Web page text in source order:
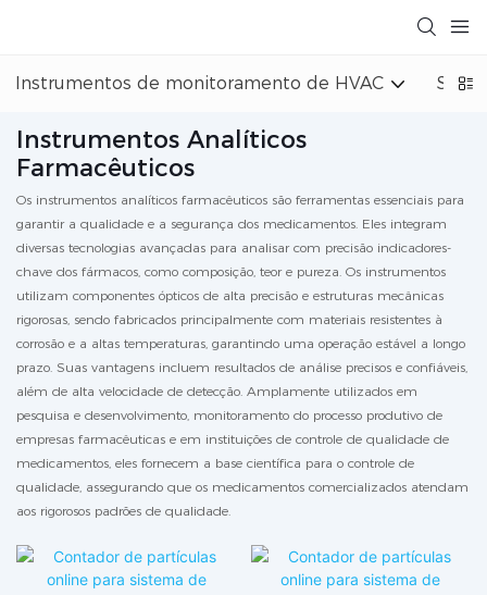
Instrumentos de monitoramento de HVAC
Instrumentos Analíticos
Farmacêuticos
Os instrumentos analíticos farmacêuticos são ferramentas essenciais para
garantir a qualidade e a segurança dos medicamentos. Eles integram
diversas tecnologias avançadas para analisar com precisão indicadores-
chave dos fármacos, como composição, teor e pureza. Os instrumentos
utilizam componentes ópticos de alta precisão e estruturas mecânicas
rigorosas, sendo fabricados principalmente com materiais resistentes à
corrosão e a altas temperaturas, garantindo uma operação estável a longo
prazo. Suas vantagens incluem resultados de análise precisos e confiáveis,
além de alta velocidade de detecção. Amplamente utilizados em
pesquisa e desenvolvimento, monitoramento do processo produtivo de
empresas farmacêuticas e em instituições de controle de qualidade de
medicamentos, eles fornecem a base científica para o controle de
qualidade, assegurando que os medicamentos comercializados atendam
aos rigorosos padrões de qualidade.